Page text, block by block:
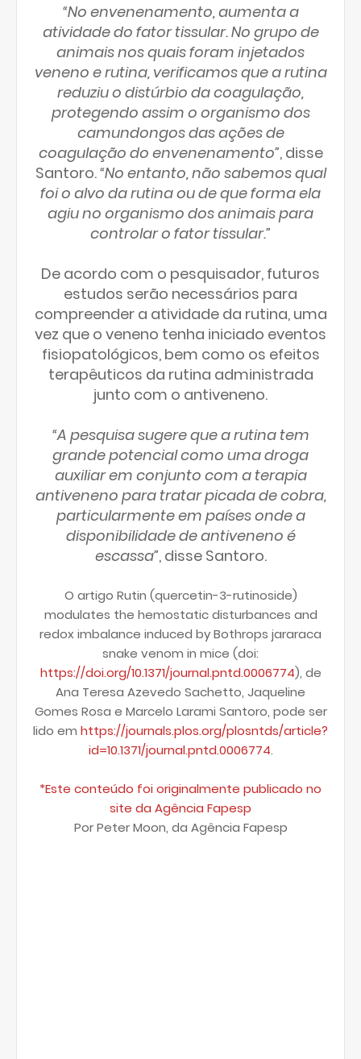
“No envenenamento, aumenta a
atividade do fator tissular. No grupo de
animais nos quais foram injetados
veneno e rutina, verificamos que a rutina
reduziu o distúrbio da coagulação,
protegendo assim o organismo dos
camundongos das ações de
coagulação do envenenamento”, disse
Santoro.“No entanto, não sabemos qual
foi o alvo da rutina ou de que forma ela
agiu no organismo dos animais para
controlar o fator tissular.”
De acordo com o pesquisador, futuros
estudos serão necessários para
compreender a atividade da rutina, uma
vez que o veneno tenha iniciado eventos
fisiopatológicos, bem como os efeitos
terapêuticos da rutina administrada
junto com o antiveneno.
“A pesquisa sugere que a rutina tem
grande potencial como uma droga
auxiliar em conjunto com a terapia
antiveneno para tratar picada de cobra,
particularmente em países onde a
disponibilidade de antiveneno é
escassa”, disse Santoro.
O artigo Rutin (quercetin-3-rutinoside)
modulates the hemostatic disturbances and
redox imbalance induced by Bothrops jararaca
snake venom in mice (doi:
https://doi.org/10.1371/journal.pntd.0006774), de
Ana Teresa Azevedo Sachetto, Jaqueline
Gomes Rosa e Marcelo Larami Santoro, pode ser
lido em https://journals.plos.org/plosntds/article?
id=10.1371/journal.pntd.0006774.
*Este conteúdo foi originalmente publicado no
site da Agência Fapesp
Por Peter Moon, da Agência Fapesp